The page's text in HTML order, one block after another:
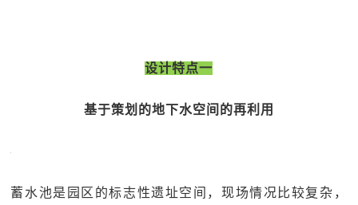
设计特点一
基于策划的地下水空间的再利用
蓄水池是园区的标志性遗址空间，现场情况比较复杂，